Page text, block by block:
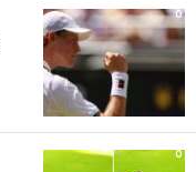
0
0